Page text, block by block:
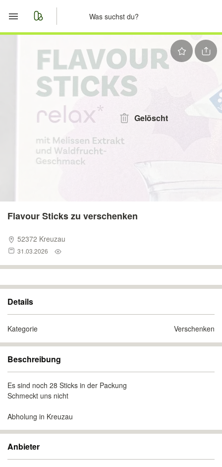
Merkliste
Nachrichten
Anzeige aufgeben
Gelöscht
Flavour Sticks zu verschenken
52372 Kreuzau
31.03.2026
Details
Kategorie Verschenken
Beschreibung
Es sind noch 28 Sticks in der Packung
Schmeckt uns nicht
Abholung in Kreuzau
Anbieter